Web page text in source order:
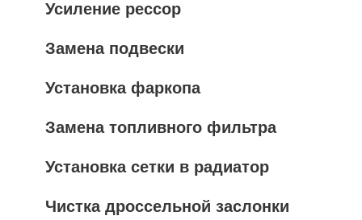
Усиление рессор
Замена подвески
Установка фаркопа
Замена топливного фильтра
Установка сетки в радиатор
Чистка дроссельной заслонки